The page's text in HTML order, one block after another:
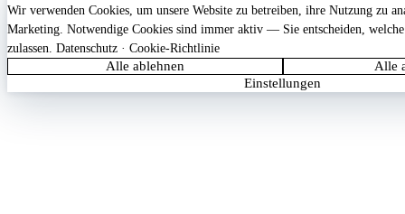
Wir verwenden Cookies, um unsere Website zu betreiben, ihre Nutzung zu
Marketing. Notwendige Cookies sind immer aktiv — Sie entscheiden,
zulassen. Datenschutz · Cookie-Richtlinie
Alle ablehnen
Alle
Einstellungen